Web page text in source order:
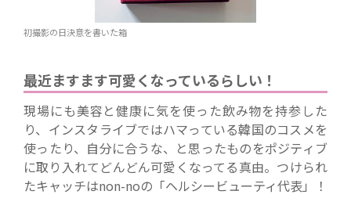
初撮影の日決意を書いた箱
最近ますます可愛くなっているらしい！
現場にも美容と健康に気を使った飲み物を持参した
り、インスタライブではハマっている韓国のコスメを
使ったり、自分に合うな、と思ったものをポジティブ
に取り入れてどんどん可愛くなってる真由。つけられ
たキャッチはnon-noの「ヘルシービューティ代表」！